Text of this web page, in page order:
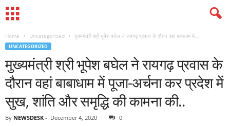
Home Uncategorized मुख्यमंत्री श्री भूपेश बघेल ने रायगढ़ प्रवास के दौरान वहां बाबाधाम में...
UNCATEGORIZED
मुख्यमंत्री श्री भूपेश बघेल ने रायगढ़ प्रवास के
दौरान वहां बाबाधाम में पूजा-अर्चना कर प्रदेश में
सुख, शांति और समृद्धि की कामना की..
By NEWSDESK - December 4, 2020 0